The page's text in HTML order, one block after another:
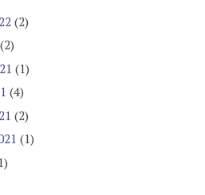
(2)
(2)
(1)
(4)
(2)
(1)